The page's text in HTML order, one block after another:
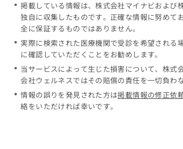
掲載している情報は、株式会社マイナビおよび
独自に収集したものです。正確な情報に努めて
全に保証するものではありません。
実際に検索された医療機関で受診を希望される
に確認していただくことをお勧めします。
当サービスによって生じた損害について、株式
会社ウェルネスではその賠償の責任を一切負わ
情報の誤りを発見された方は掲載情報の修正依
絡をいただければ幸いです。